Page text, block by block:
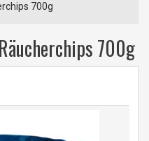
700g
700g